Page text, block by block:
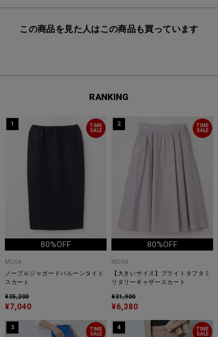
この商品を見た人はこの商品も買っています
RANKING
TIME
SALE
1
80%OFF
MOGA
ノーブルジャガードバルーンタイト
スカート
¥35,200
¥7,040
TIME
SALE
2
80%OFF
MOGA
【大きいサイズ】ブライトタフタミ
リタリーギャザースカート
¥31,900
¥6,380
TIME
SALE
3
TIME
SALE
4